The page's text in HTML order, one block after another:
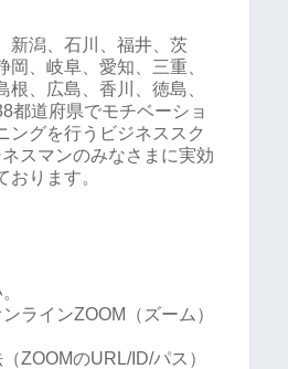
新潟、石川、福井、茨
、岐阜、愛知、三重、
、広島、香川、徳島、
都道府県でモチベーショ
ングを行うビジネススク
スマンのみなさまに実効
ります。
ラインZOOM（ズーム）
ZOOMのURL/ID/パス）